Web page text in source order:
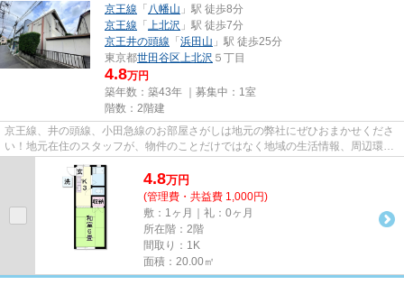
京王線 「 八幡山 」駅 徒歩8分
京王線 「 上北沢 」駅 徒歩7分
京王井の頭線 「 浜田山 」駅 徒歩25分
東京都世田谷区上北沢 ５丁目
4.8万円
築年数：築43年 ｜募集中： 1室
階数：2階建
京王線、井の頭線、小田急線のお部屋さがしは地元の弊社にぜひおまかせくださ
い！地元在住のスタッフが、物件のことだけではなく地域の生活情報、周辺環境
などもしっかりご説明します...
4.8万円
(管理費・共益費 1,000円)
敷：1ヶ月｜礼：0ヶ月
所在階：2階
間取り：1K
面積：20.00㎡